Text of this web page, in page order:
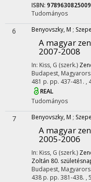
ISBN: 9789630825009
Tudományos
6 Benyovszky, M ;
A magyar
2007-2008
In: Kiss, G (szerk.)
Budapest,
481 p. pp. 437-481. ,
REAL
Tudományos
7 Benyovszky, M ;
A magyar
2005-2006
In: Kiss, G (szerk.)
Zoltán 80.
Budapest,
438 p. pp. 381-438. ,